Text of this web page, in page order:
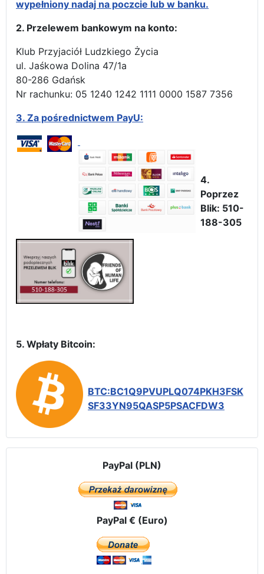
wypełniony nadaj na poczcie lub w banku.
2. Przelewem bankowym na konto:
Klub Przyjaciół Ludzkiego Życia
ul. Jaśkowa Dolina 47/1a
80-286 Gdańsk
Nr rachunku: 05 1240 1242 1111 0000 1587 7356
3. Za pośrednictwem PayU:
4.
Poprzez
Blik: 510-
188-305
5. Wpłaty Bitcoin:
BTC:BC1Q9PVUPLQ074PKH3FSK
SF33YN95QASP5PSACFDW3
PayPal (PLN)
PayPal € (Euro)